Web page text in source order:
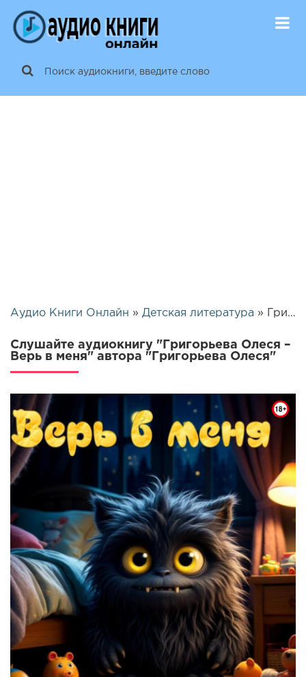
Аудио Книги Онлайн » Детская литература » Григорьева Олеся – Верь в меня | 26023
Слушайте аудиокнигу "Григорьева Олеся –
Верь в меня" автора "Григорьева Олеся"